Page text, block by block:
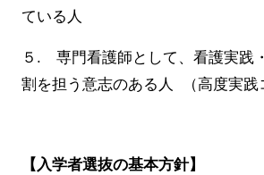
ている人
５. 専門看護師として、看護実践
割を担う意志のある人 （高度実践
【入学者選抜の基本方針】